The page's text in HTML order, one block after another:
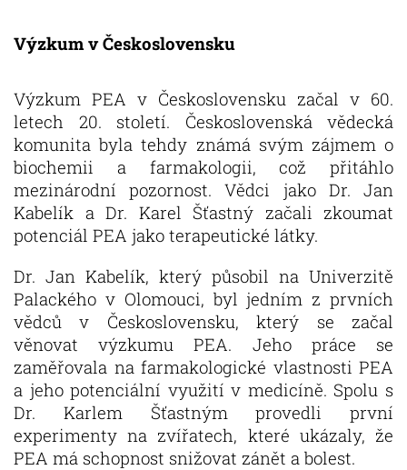
Výzkum v Československu
Výzkum PEA v Československu začal v 60.
letech 20. století. Československá vědecká
komunita byla tehdy známá svým zájmem o
biochemii a farmakologii, což přitáhlo
mezinárodní pozornost. Vědci jako Dr. Jan
Kabelík a Dr. Karel Šťastný začali zkoumat
potenciál PEA jako terapeutické látky.
Dr. Jan Kabelík, který působil na Univerzitě
Palackého v Olomouci, byl jedním z prvních
vědců v Československu, který se začal
věnovat výzkumu PEA. Jeho práce se
zaměřovala na farmakologické vlastnosti PEA
a jeho potenciální využití v medicíně. Spolu s
Dr. Karlem Šťastným provedli první
experimenty na zvířatech, které ukázaly, že
PEA má schopnost snižovat zánět a bolest.